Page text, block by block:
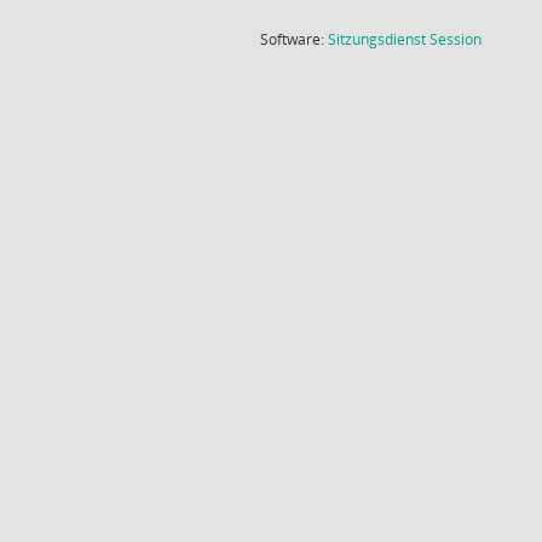
Software:SitzungsdienstSession(Wird in